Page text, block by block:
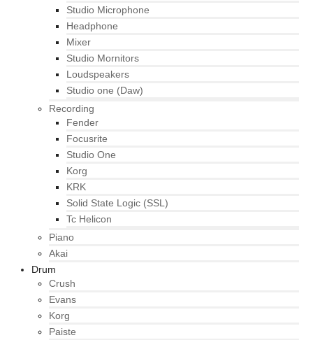
Studio Microphone
Headphone
Mixer
Studio Mornitors
Loudspeakers
Studio one (Daw)
Recording
Fender
Focusrite
Studio One
Korg
KRK
Solid State Logic (SSL)
Tc Helicon
Piano
Akai
Drum
Crush
Evans
Korg
Paiste